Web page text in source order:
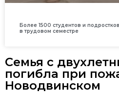
Более 1500 студентов и
в трудовом семестре
Семья с
погибла при
Новодвинском